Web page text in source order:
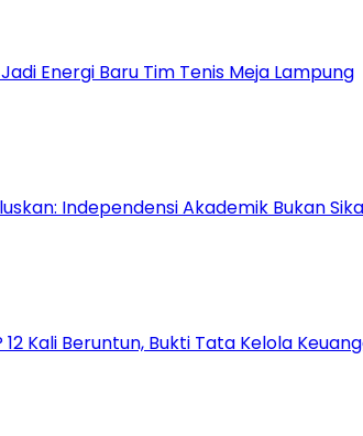
Energi Baru Tim Tenis Meja Lampung
Independensi Akademik Bukan
12 Kali Beruntun, Bukti Tata Kelola